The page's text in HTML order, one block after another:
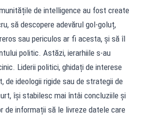
de intelligence au fost create
să descopere adevărul gol-goluț,
sau periculos ar fi acesta, și să îl
politic. Astăzi, ierarhiile s-au
Liderii politici, ghidați de interese
de ideologii rigide sau de strategii de
își stabilesc mai întâi concluziile și
de informații să le livreze datele care